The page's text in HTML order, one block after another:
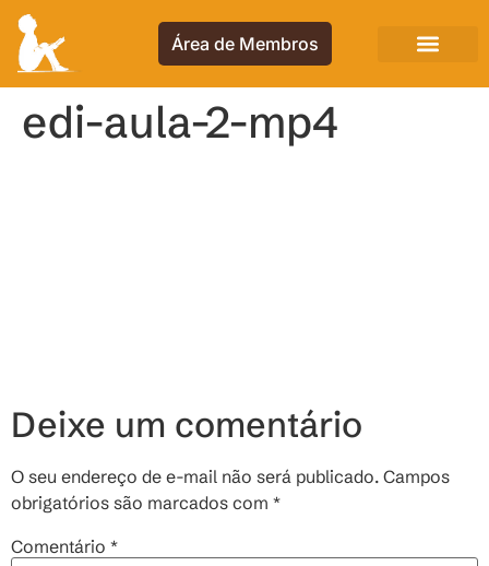
Área de Membros
edi-aula-2-mp4
Deixe um comentário
O seu endereço de e-mail não será publicado. Campos
obrigatórios são marcados com *
Comentário *